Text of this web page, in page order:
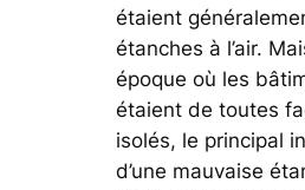
étaient
étanches à l’air.
époque où les
étaient de toutes
isolés, le principal
d’une mauvaise